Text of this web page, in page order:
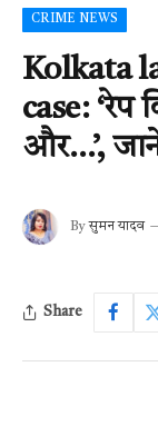
CRIME NEWS
Kolkata
case: ‘रेप
और…’,
By सुमन यादव
Share